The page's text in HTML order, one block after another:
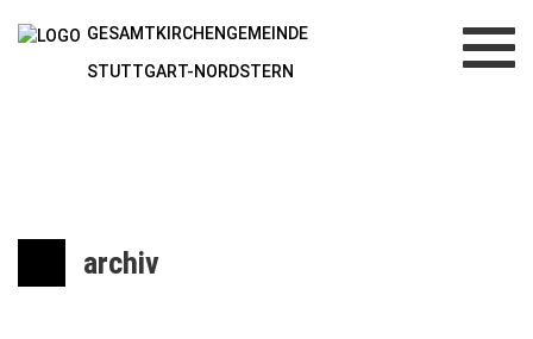
GESAMTKIRCHENGEMEINDE
STUTTGART-NORDSTERN
archiv